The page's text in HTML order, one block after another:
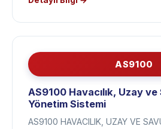
AS9100
AS9100 Havacılık, Uzay ve
Yönetim Sistemi